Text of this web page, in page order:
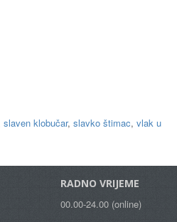
slaven klobučar, slavko štimac, vlak u
RADNO VRIJEME
00.00-24.00 (online)